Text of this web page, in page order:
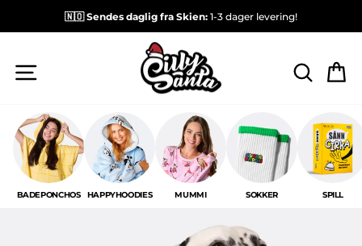
🇳🇴 Sendes daglig fra Skien: 1-3 dager levering!
SØK
BADEPONCHOS HAPPYHOODIES MUMMI SOKKER SPILL